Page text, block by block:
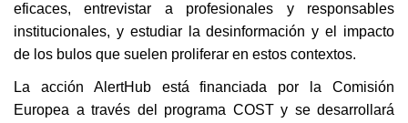
eficaces, entrevistar a profesionales y responsables
institucionales, y estudiar la desinformación y el impacto
de los bulos que suelen proliferar en estos contextos.
La acción AlertHub está financiada por la Comisión
Europea a través del programa COST y se desarrollará